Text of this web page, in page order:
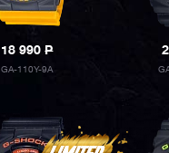
18 990P
GA-110Y-9A